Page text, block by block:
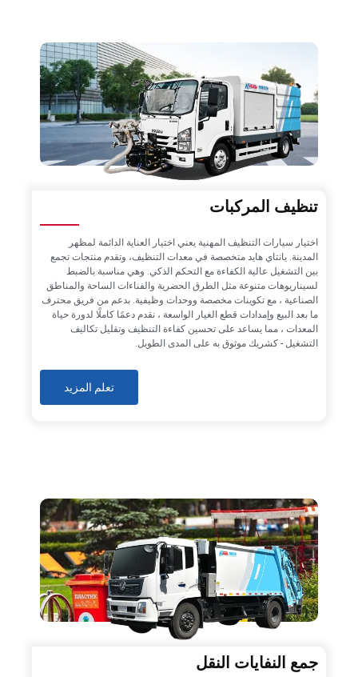
تنظيف المركبات
اختيار سيارات التنظيف المهنية يعني اختيار العناية الدائمة لمظهر
المدينة. يانتاي هايد متخصصة في معدات التنظيف، وتقدم منتجات تجمع
بين التشغيل عالية الكفاءة مع التحكم الذكي. وهي مناسبة بالضبط
لسيناريوهات متنوعة مثل الطرق الحضرية والفناءات الساحة والمناطق
الصناعية ، مع تكوينات مخصصة ووحدات وظيفية. بدعم من فريق محترف
ما بعد البيع وإمدادات قطع الغيار الواسعة ، نقدم دعمًا كاملًا لدورة حياة
المعدات ، مما يساعد على تحسين كفاءة التنظيف وتقليل تكاليف
التشغيل - كشريك موثوق به على المدى الطويل.
تعلم المزيد
جمع النفايات النقل